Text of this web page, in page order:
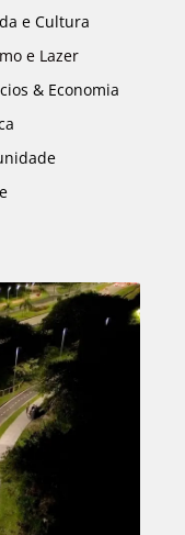
e Cultura
e Lazer
& Economia